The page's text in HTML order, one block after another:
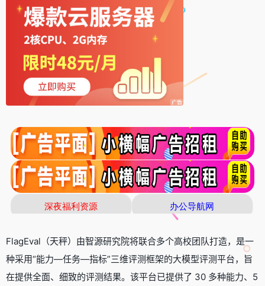
FlagEval（天秤）由智源研究院将联合多个高校团队打造，是一
种采用“能力—任务—指标”三维评测框架的大模型评测平台，旨
在提供全面、细致的评测结果。该平台已提供了 30 多种能力、5